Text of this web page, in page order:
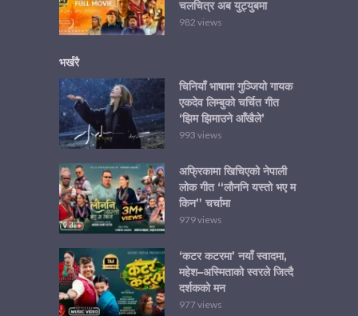
चलचित्र अब युट्युबमा
982 views
भर्खरै
चिनियाँ भाषामा गुञ्जियो गायक
एकदेव लिम्बुको चर्चित गीत
‘झिम झिमाउने आँखैले’
993 views
अफ्रिकामा खिचिएको नेपाली
लोक गीत “लौननि यस्तो भए म
किन” चर्चामा
979 views
‘कटर कटरमा’ नयाँ स्वादमा,
महेश–अस्मिताको स्वरले जित्दै
दर्शकको मन
977 views